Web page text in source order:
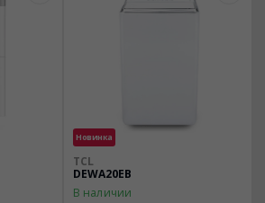
Новинка
TCL
DEWA20EB
В наличии